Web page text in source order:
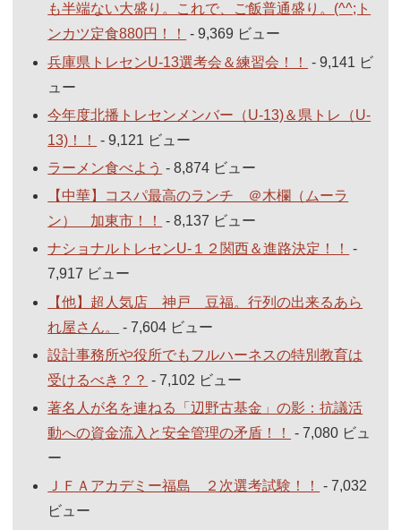
も半端ない大盛り。これで、ご飯普通盛り。(^^;ト
ンカツ定食880円！！
- 9,369 ビュー
兵庫県トレセンU-13選考会＆練習会！！
- 9,141 ビ
ュー
今年度北播トレセンメンバー（U-13)＆県トレ（U-
13)！！
- 9,121 ビュー
ラーメン食べよう - 8,874 ビュー
【中華】コスパ最高のランチ ＠木欄（ムーラ
ン） 加東市！！
- 8,137 ビュー
ナショナルトレセンU-１２関西＆進路決定！！
-
7,917 ビュー
【他】超人気店 神戸 豆福。行列の出来るあら
れ屋さん。
- 7,604 ビュー
設計事務所や役所でもフルハーネスの特別教育は
受けるべき？？ - 7,102 ビュー
著名人が名を連ねる「辺野古基金」の影：抗議活
動への資金流入と安全管理の矛盾！！
- 7,080 ビュ
ー
ＪＦＡアカデミー福島 ２次選考試験！！
- 7,032
ビュー